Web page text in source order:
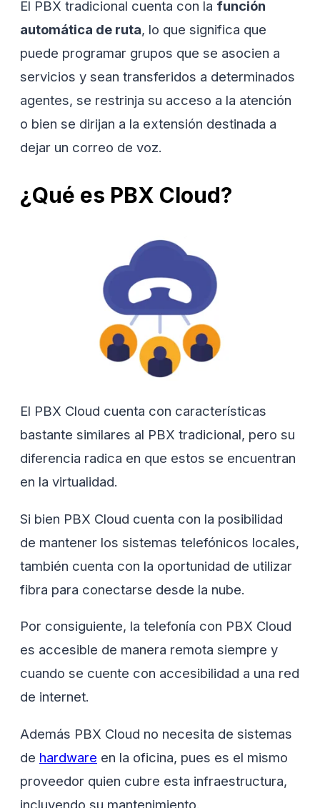
El PBX tradicional cuenta con la función
automática de ruta, lo que significa que
puede programar grupos que se asocien a
servicios y sean transferidos a determinados
agentes, se restrinja su acceso a la atención
o bien se dirijan a la extensión destinada a
dejar un correo de voz.
¿Qué es PBX Cloud?
El PBX Cloud cuenta con características
bastante similares al PBX tradicional, pero su
diferencia radica en que estos se encuentran
en la virtualidad.
Si bien PBX Cloud cuenta con la posibilidad
de mantener los sistemas telefónicos locales,
también cuenta con la oportunidad de utilizar
fibra para conectarse desde la nube.
Por consiguiente, la telefonía con PBX Cloud
es accesible de manera remota siempre y
cuando se cuente con accesibilidad a una red
de internet.
Además PBX Cloud no necesita de sistemas
de hardware en la oficina, pues es el mismo
proveedor quien cubre esta infraestructura,
incluyendo su mantenimiento.